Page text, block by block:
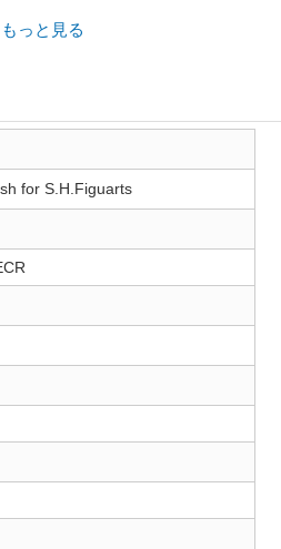
もっと見る
for S.H.Figuarts